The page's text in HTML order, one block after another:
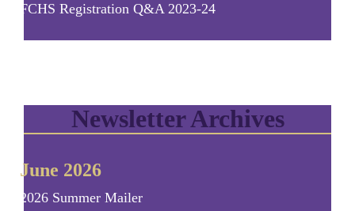
FCHS Registration Q&A 2023-24
Newsletter Archives
June 2026
2026 Summer Mailer